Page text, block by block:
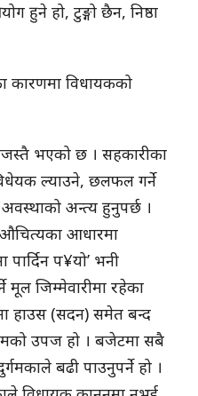
हुने हो, टुङ्गो छैन, निष्ठा
कारणमा विधायकको
भएको छ । सहकारीका
ल्याउने, छलफल गर्ने
अन्त्य हुनुपर्छ ।
औचित्यका आधारमा
प¥यो’ भनी
मूल जिम्मेवारीमा रहेका
हाउस (सदन) समेत बन्द
उपज हो । बजेटमा सबै
बढी पाउनुपर्ने हो ।